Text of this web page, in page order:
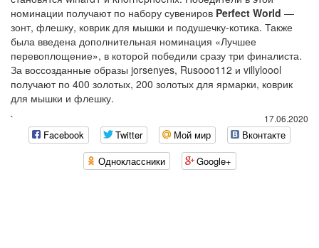
номинации получают по набору сувениров Perfect World —
зонт, флешку, коврик для мышки и подушечку-котика. Также
была введена дополнительная номинация «Лучшее
перевоплощение», в которой победили сразу три финалиста.
За воссозданные образы jorsenyes, Rusooo112 и villyloool
получают по 400 золотых, 200 золотых для ярмарки, коврик
для мышки и флешку.
17.06.2020
`
Facebook Twitter Мой мир
Вконтакте
Одноклассники
Google+